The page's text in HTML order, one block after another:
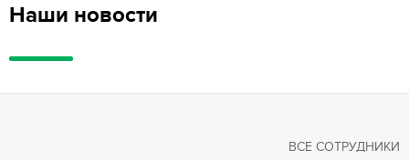
Наши новости
ВСЕ СОТРУДНИКИ